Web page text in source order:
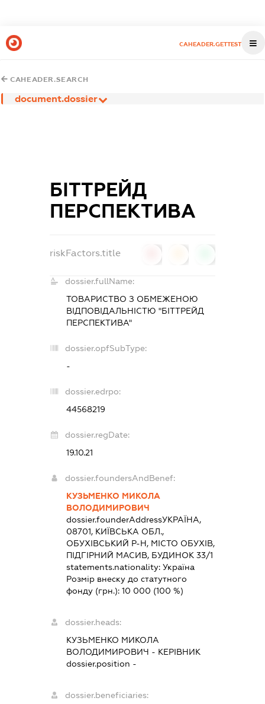
CAHEADER.GETTEST
CAHEADER.SEARCH
document.dossier
БІТТРЕЙД
ПЕРСПЕКТИВА
riskFactors.title
dossier.fullName:
ТОВАРИСТВО З ОБМЕЖЕНОЮ
ВІДПОВІДАЛЬНІСТЮ "БІТТРЕЙД
ПЕРСПЕКТИВА"
dossier.opfSubType:
-
dossier.edrpo:
44568219
dossier.regDate:
19.10.21
dossier.foundersAndBenef:
КУЗЬМЕНКО МИКОЛА
ВОЛОДИМИРОВИЧ
dossier.founderAddressУКРАЇНА,
08701, КИЇВСЬКА ОБЛ.,
ОБУХІВСЬКИЙ Р-Н, МІСТО ОБУХІВ,
ПІДГІРНИЙ МАСИВ, БУДИНОК 33/1
statements.nationality:Україна
Розмір внеску до статутного
фонду (грн.):10 000 (100 %)
dossier.heads:
КУЗЬМЕНКО МИКОЛА
ВОЛОДИМИРОВИЧ - КЕРІВНИК
dossier.position -
dossier.beneficiaries: